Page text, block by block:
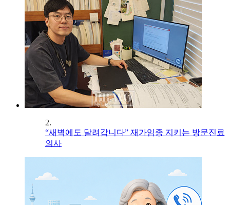
2.
“새벽에도 달려갑니다” 재가임종 지키는 방문진료
의사